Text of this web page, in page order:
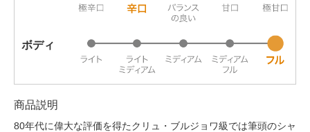
ボディ
商品説明
80年代に偉大な評価を得たクリュ・ブルジョワ級では筆頭のシャ